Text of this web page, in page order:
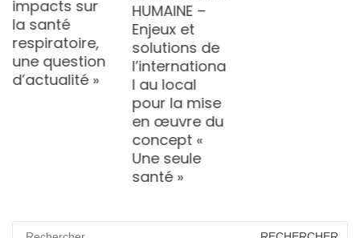
impacts sur
la santé
respiratoire,
une question
d’actualité »
HUMAINE –
Enjeux et
solutions de
l’internationa
l au local
pour la mise
en œuvre du
concept «
Une seule
santé »
Rechercher :